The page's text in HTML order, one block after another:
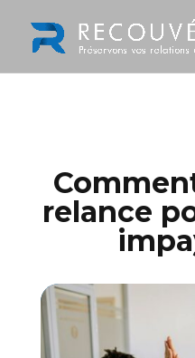
relance